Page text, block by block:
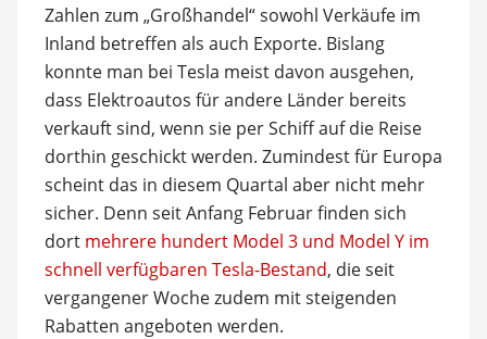
Zahlen zum „Großhandel“ sowohl Verkäufe im
Inland betreffen als auch Exporte. Bislang
konnte man bei Tesla meist davon ausgehen,
dass Elektroautos für andere Länder bereits
verkauft sind, wenn sie per Schiff auf die Reise
dorthin geschickt werden. Zumindest für Europa
scheint das in diesem Quartal aber nicht mehr
sicher. Denn seit Anfang Februar finden sich
dort mehrere hundert Model 3 und Model Y im
schnell verfügbaren Tesla-Bestand, die seit
vergangener Woche zudem mit steigenden
Rabatten angeboten werden.